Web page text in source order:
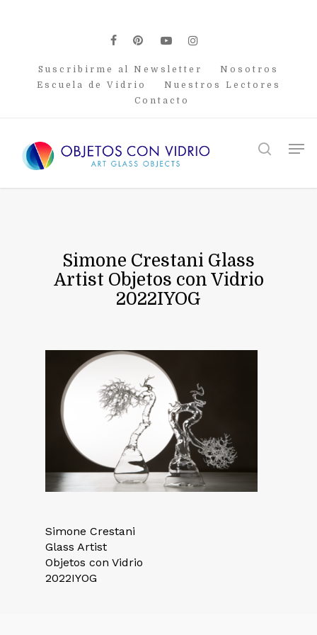
facebook
pinterest
youtubeinstagram
Suscribirme al Newsletter
Nosotros
Escuela de Vidrio
Nuestros Lectores
Contacto
search
Simone Crestani Glass
Artist Objetos con Vidrio
2022IYOG
Simone Crestani
Glass Artist
Objetos con Vidrio
2022IYOG